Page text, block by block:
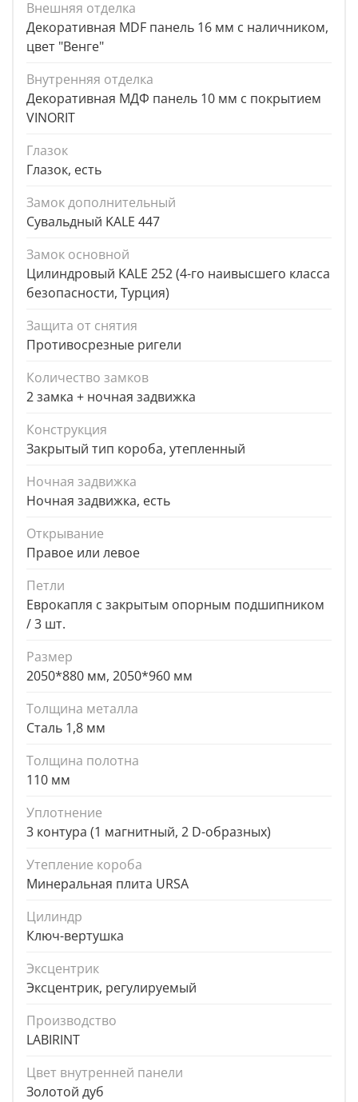
Внешняя отделка
Декоративная MDF панель 16 мм с наличником,
цвет "Венге"
Внутренняя отделка
Декоративная МДФ панель 10 мм с покрытием
VINORIT
Глазок
Глазок, есть
Замок дополнительный
Сувальдный KALE 447
Замок основной
Цилиндровый KALE 252 (4-го наивысшего класса
безопасности, Турция)
Защита от снятия
Противосрезные ригели
Количество замков
2 замка + ночная задвижка
Конструкция
Закрытый тип короба, утепленный
Ночная задвижка
Ночная задвижка, есть
Открывание
Правое или левое
Петли
Еврокапля с закрытым опорным подшипником
/ 3 шт.
Размер
2050*880 мм, 2050*960 мм
Толщина металла
Сталь 1,8 мм
Толщина полотна
110 мм
Уплотнение
3 контура (1 магнитный, 2 D-образных)
Утепление короба
Минеральная плита URSA
Цилиндр
Ключ-вертушка
Эксцентрик
Эксцентрик, регулируемый
Производство
LABIRINT
Цвет внутренней панели
Золотой дуб